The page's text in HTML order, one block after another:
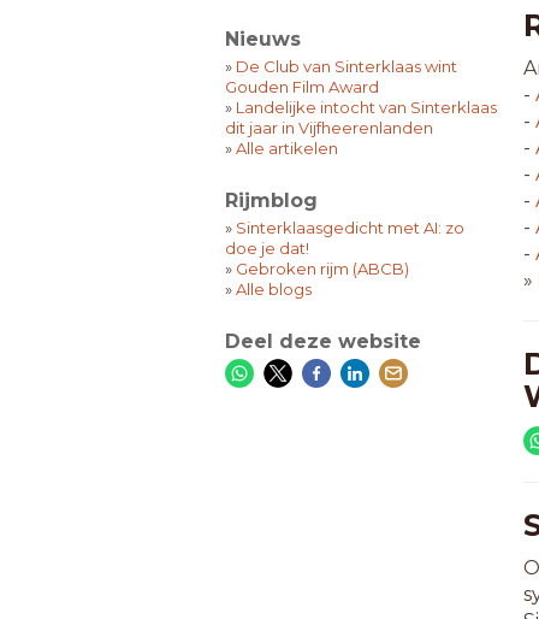
Nieuws
» De Club van Sinterklaas wint
Gouden Film Award
» Landelijke intocht van Sinterklaas
dit jaar in Vijfheerenlanden
»Alle artikelen
Rijmblog
» Sinterklaasgedicht met AI: zo
doe je dat!
» Gebroken rijm (ABCB)
»Alle blogs
Deel deze website
-
-
-
-
-
-
-
»